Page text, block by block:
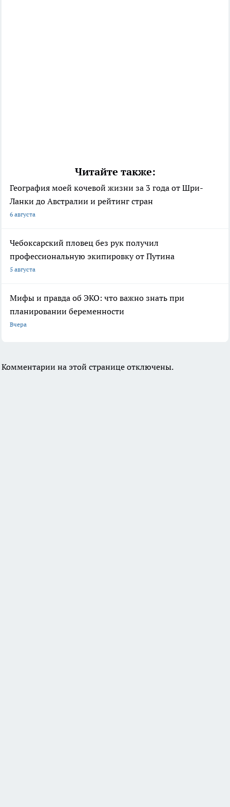
Читайте также:
География моей кочевой жизни за 3 года от Шри-
Ланки до Австралии и рейтинг стран
6 августа
Чебоксарский пловец без рук получил
профессиональную экипировку от Путина
5 августа
Мифы и правда об ЭКО: что важно знать при
планировании беременности
Вчера
Комментарии на этой странице отключены.